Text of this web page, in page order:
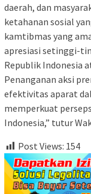
daerah, dan
ketahanan sosial
kamtibmas yang
apresiasi setinggi-
Republik Indonesia
Penanganan aksi
efektivitas aparat
memperkuat
Indonesia,” tutur
Post Views: 154